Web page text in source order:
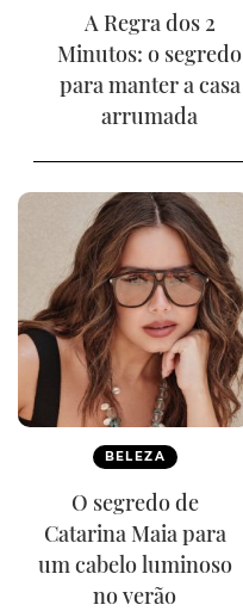
A Regra dos 2
Minutos: o segredo
para manter a casa
arrumada
BELEZA
O segredo de
Catarina Maia para
um cabelo luminoso
no verão